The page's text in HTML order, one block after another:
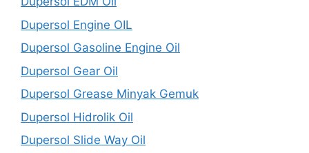
Dupersol Engine OIL
Dupersol Gasoline Engine Oil
Dupersol Gear Oil
Dupersol Grease Minyak Gemuk
Dupersol Hidrolik Oil
Dupersol Slide Way Oil